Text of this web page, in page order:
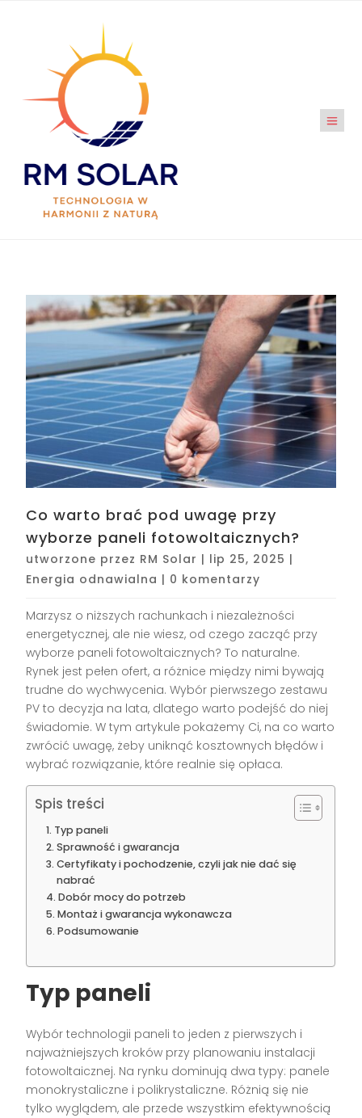
Co warto brać pod uwagę przy
wyborze paneli fotowoltaicznych?
utworzone przez RM Solar | lip 25, 2025 |
Energia odnawialna | 0 komentarzy
Marzysz o niższych rachunkach i niezależności
energetycznej, ale nie wiesz, od czego zacząć przy
wyborze paneli fotowoltaicznych? To naturalne.
Rynek jest pełen ofert, a różnice między nimi bywają
trudne do wychwycenia. Wybór pierwszego zestawu
PV to decyzja na lata, dlatego warto podejść do niej
świadomie. W tym artykule pokażemy Ci, na co warto
zwrócić uwagę, żeby uniknąć kosztownych błędów i
wybrać rozwiązanie, które realnie się opłaca.
Spis treści
Typ paneli
Sprawność i gwarancja
Certyfikaty i pochodzenie, czyli jak nie dać się
nabrać
Dobór mocy do potrzeb
Montaż i gwarancja wykonawcza
Podsumowanie
Typ paneli
Wybór technologii paneli to jeden z pierwszych i
najważniejszych kroków przy planowaniu instalacji
fotowoltaicznej. Na rynku dominują dwa typy: panele
monokrystaliczne i polikrystaliczne. Różnią się nie
tylko wyglądem, ale przede wszystkim efektywnością